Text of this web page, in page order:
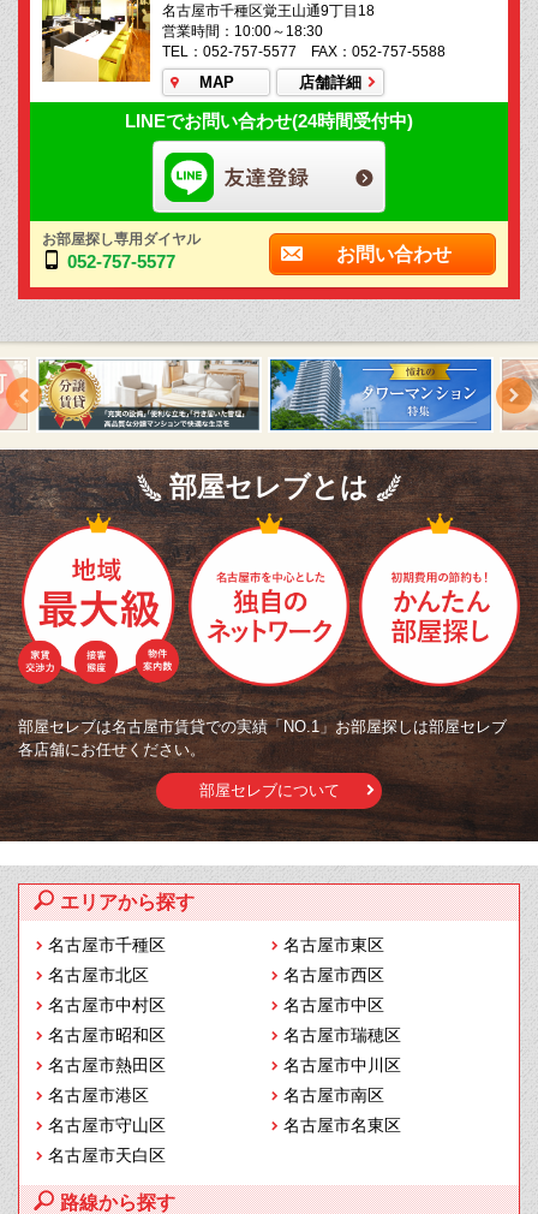
名古屋市千種区覚王山通9丁目18
営業時間：10:00～18:30
TEL：052-757-5577 FAX：052-757-5588
MAP 店舗詳細
LINEでお問い合わせ(24時間受付中)
お部屋探し専用ダイヤル
052-757-5577 お問い合わせ
部屋セレブとは
部屋セレブは名古屋市賃貸での実績「NO.1」お部屋探しは部屋セレブ
各店舗にお任せください。
部屋セレブについて
エリアから探す
名古屋市千種区
名古屋市東区
名古屋市北区
名古屋市西区
名古屋市中村区
名古屋市中区
名古屋市昭和区
名古屋市瑞穂区
名古屋市熱田区
名古屋市中川区
名古屋市港区
名古屋市南区
名古屋市守山区
名古屋市名東区
名古屋市天白区
路線から探す